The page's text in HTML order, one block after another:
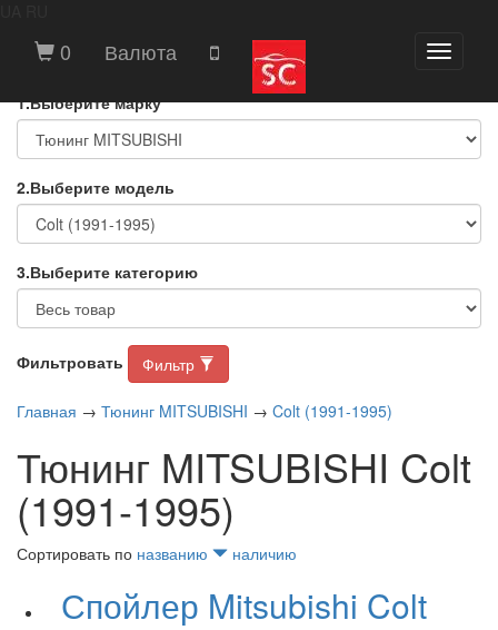
Toggle
0 Валюта
ВЫБЕРИТЕ МАРКУ И МОДЕЛЬ
АВТОМОБИЛЯ
1.Выберите марку
2.Выберите модель
3.Выберите категорию
Фильтровать Фильтр
Главная → Тюнинг MITSUBISHI → Colt (1991-1995)
Тюнинг MITSUBISHI Colt
(1991-1995)
Сортировать по названию наличию
Спойлер Mitsubishi Colt